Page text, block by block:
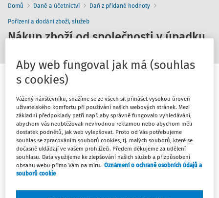
Domů Daně a účetnictví Daň z přidané hodnoty
Pořízení a dodání zboží, služeb
Nákup zboží od společnosti v úpadku
0:00
10 30 1x
Aby web fungoval jak má (souhlas
s cookies)
Vážený návštěvníku, snažíme se ze všech sil přinášet vysokou úroveň
uživatelského komfortu při používání našich webových stránek. Mezi
základní předpoklady patří např. aby správně fungovalo vyhledávání,
abychom vás neobtěžovali nevhodnou reklamou nebo abychom měli
dostatek podnětů, jak web vylepšovat. Proto od Vás potřebujeme
souhlas se zpracováním souborů cookies, tj. malých souborů, které se
dočasně ukládají ve vašem prohlížeči. Předem děkujeme za udělení
souhlasu. Data využijeme ke zlepšování našich služeb a přizpůsobení
obsahu webu přímo Vám na míru. Oznámení o ochraně osobních údajů a
souborů cookie